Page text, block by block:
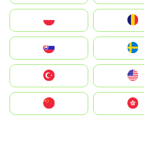
United States
中國香港特別行政區